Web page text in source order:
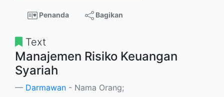
Penanda Bagikan
Text
Manajemen Risiko Keuangan
Syariah
Darmawan - Nama Orang;